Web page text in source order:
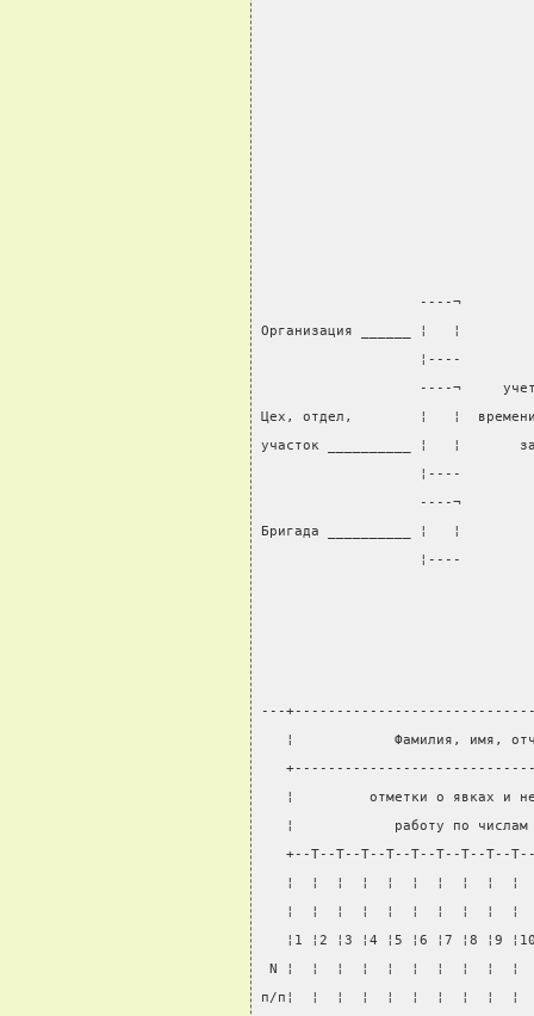
                   ----¬
Организация ______ ¦   ¦
¦----
----¬
Цех, отдел,        ¦   ¦  времени
участок __________ ¦   ¦       за
                   ¦----
                   ----¬
Бригада __________ ¦
¦----
---
¦            Фамилия, имя,
¦         отметки о явках и
¦            работу по
+--T--T--T--T--T--T--T--T--
¦  ¦  ¦  ¦  ¦  ¦  ¦  ¦  ¦  ¦
¦  ¦  ¦  ¦  ¦  ¦  ¦  ¦  ¦  ¦
¦1 ¦2 ¦3 ¦4 ¦5 ¦6 ¦7 ¦8 ¦9
N ¦  ¦  ¦  ¦  ¦  ¦  ¦  ¦  ¦
п/п¦  ¦  ¦  ¦  ¦  ¦  ¦  ¦  ¦  ¦